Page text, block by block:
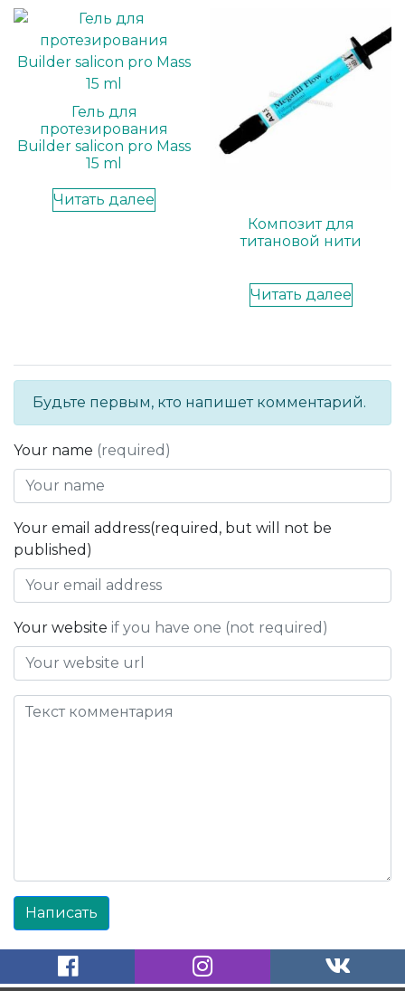
Гель для
протезирования
Builder salicon pro Mass
15 ml
Читать далее
Композит для
титановой нити
Читать далее
Будьте первым, кто напишет комментарий.
Your name (required)
Your email address(required, but will not be
published)
Your website if you have one (not required)